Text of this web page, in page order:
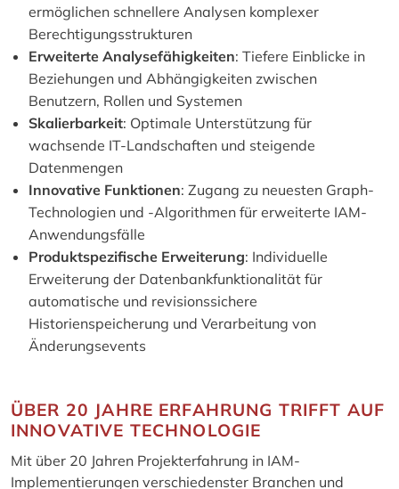
ermöglichen schnellere Analysen komplexer
Berechtigungsstrukturen
Erweiterte Analysefähigkeiten: Tiefere Einblicke in
Beziehungen und Abhängigkeiten zwischen
Benutzern, Rollen und Systemen
Skalierbarkeit: Optimale Unterstützung für
wachsende IT-Landschaften und steigende
Datenmengen
Innovative Funktionen: Zugang zu neuesten Graph-
Technologien und -Algorithmen für erweiterte IAM-
Anwendungsfälle
Produktspezifische Erweiterung: Individuelle
Erweiterung der Datenbankfunktionalität für
automatische und revisionssichere
Historienspeicherung und Verarbeitung von
Änderungsevents
ÜBER 20 JAHRE ERFAHRUNG TRIFFT AUF
INNOVATIVE TECHNOLOGIE
Mit über 20 Jahren Projekterfahrung in IAM-
Implementierungen verschiedenster Branchen und